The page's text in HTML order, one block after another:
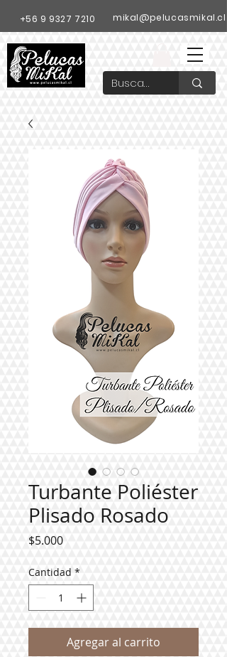
+56 9 9327 7210 mikal@pelucasmikal.cl
Turbante Poliéster
Plisado Rosado
$5.000Precio
Cantidad *
Agregar al carrito